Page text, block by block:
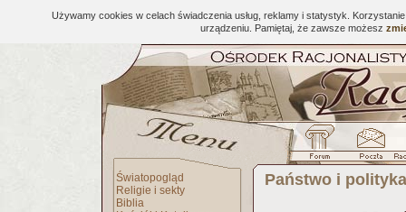
Używamy cookies w celach świadczenia usług, reklamy i statystyk.
urządzeniu. Pamiętaj, że zawsze możesz
Światopogląd
Religie i sekty
Biblia
Państwo i polityka